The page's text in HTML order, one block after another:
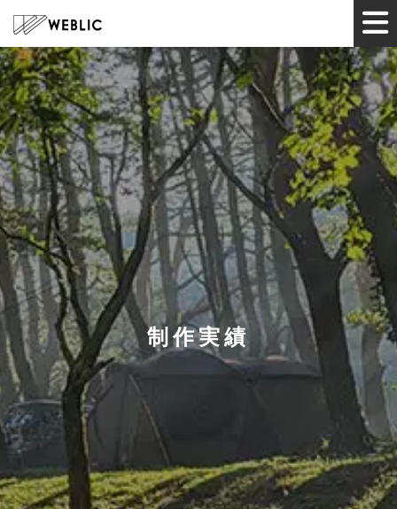
制作実績
HOME
サービス
制作実績
ツール
企業情報
お知らせ
お問い合わせ